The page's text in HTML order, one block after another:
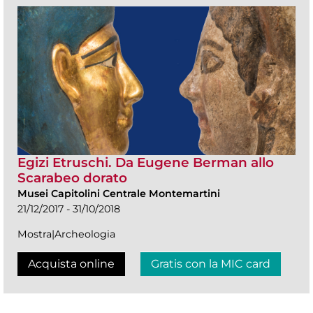
Egizi Etruschi. Da Eugene Berman allo
Scarabeo dorato
Musei Capitolini Centrale Montemartini
21/12/2017 - 31/10/2018
Mostra|Archeologia
Acquista online Gratis con la MIC card